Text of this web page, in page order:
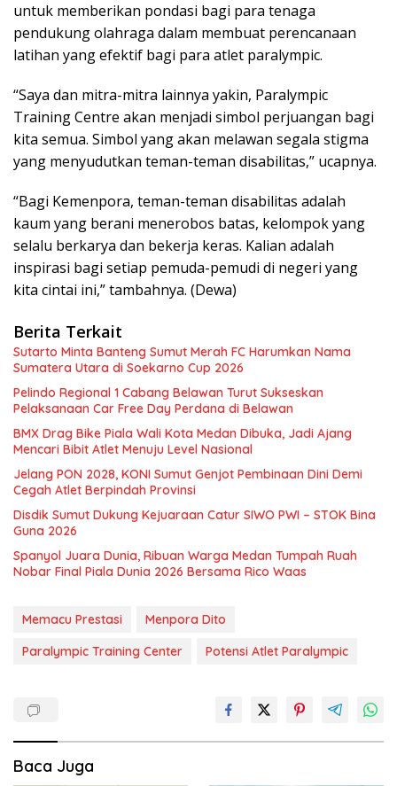
untuk memberikan pondasi bagi para tenaga
pendukung olahraga dalam membuat perencanaan
latihan yang efektif bagi para atlet paralympic.
“Saya dan mitra-mitra lainnya yakin, Paralympic
Training Centre akan menjadi simbol perjuangan bagi
kita semua. Simbol yang akan melawan segala stigma
yang menyudutkan teman-teman disabilitas,” ucapnya.
“Bagi Kemenpora, teman-teman disabilitas adalah
kaum yang berani menerobos batas, kelompok yang
selalu berkarya dan bekerja keras. Kalian adalah
inspirasi bagi setiap pemuda-pemudi di negeri yang
kita cintai ini,” tambahnya. (Dewa)
Berita Terkait
Sutarto Minta Banteng Sumut Merah FC Harumkan Nama
Sumatera Utara di Soekarno Cup 2026
Pelindo Regional 1 Cabang Belawan Turut Sukseskan
Pelaksanaan Car Free Day Perdana di Belawan
BMX Drag Bike Piala Wali Kota Medan Dibuka, Jadi Ajang
Mencari Bibit Atlet Menuju Level Nasional
Jelang PON 2028, KONI Sumut Genjot Pembinaan Dini Demi
Cegah Atlet Berpindah Provinsi
Disdik Sumut Dukung Kejuaraan Catur SIWO PWI – STOK Bina
Guna 2026
Spanyol Juara Dunia, Ribuan Warga Medan Tumpah Ruah
Nobar Final Piala Dunia 2026 Bersama Rico Waas
Memacu Prestasi
Menpora Dito
Paralympic Training Center
Potensi Atlet Paralympic
Baca Juga